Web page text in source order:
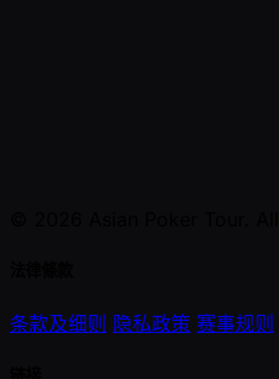
条款及细则 隐私政策 赛事规则